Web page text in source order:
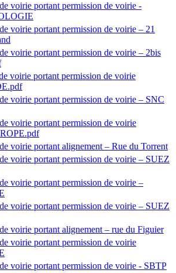
voirie portant permission de voirie -
voirie portant permission de voirie – 21
voirie portant permission de voirie – 2bis
voirie portant permission de voirie
voirie portant permission de voirie – SNC
voirie portant permission de voirie
voirie portant alignement – Rue du Torrent
voirie portant permission de voirie – SUEZ
voirie portant permission de voirie –
voirie portant permission de voirie – SUEZ
voirie portant alignement – rue du Figuier
voirie portant permission de voirie
voirie portant permission de voirie - SBTP